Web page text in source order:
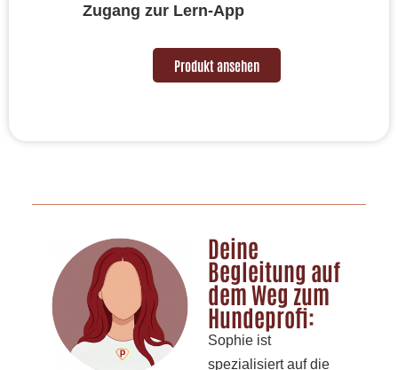
Zugang zur Lern-App
Produkt ansehen
Deine
Begleitung auf
dem Weg zum
Hundeprofi:
Sophie ist
spezialisiert auf die